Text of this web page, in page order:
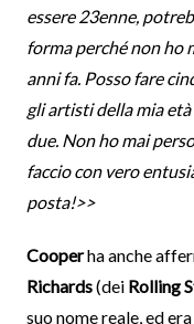
essere 23enne,
forma perché non ho
anni fa. Posso fare
gli artisti della mia
due. Non ho mai
faccio con vero
posta!>>
Cooperha anche
Richards(dei Rolling
suo nome reale, ed